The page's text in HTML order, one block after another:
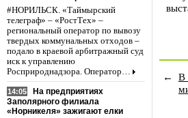
#НОРИЛЬСК. «Таймырский
телеграф» – «РостТех» –
региональный оператор по вывозу
твердых коммунальных отходов –
подало в краевой арбитражный суд
иск к управлению
Росприроднадзора. Оператор…
14:05
На предприятиях
Заполярного филиала
«Норникеля» зажигают елки
←
В